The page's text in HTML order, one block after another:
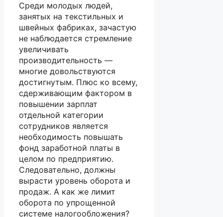
Среди молодых людей,
занятых на текстильных и
швейных фабриках, зачастую
не наблюдается стремление
увеличивать
производительность —
многие довольствуются
достигнутым. Плюс ко всему,
сдерживающим фактором в
повышении зарплат
отдельной категории
сотрудников является
необходимость повышать
фонд заработной платы в
целом по предприятию.
Следовательно, должны
вырасти уровень оборота и
продаж. А как же лимит
оборота по упрощенной
системе налогообложения?